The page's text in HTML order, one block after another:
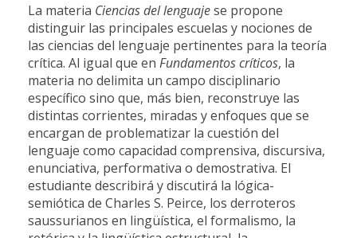
La materia Ciencias del lenguajese propone
distinguir las principales escuelas y nociones de
las ciencias del lenguaje pertinentes para la teoría
crítica. Al igual que en Fundamentos críticos, la
materia no delimita un campo disciplinario
específico sino que, más bien, reconstruye las
distintas corrientes, miradas y enfoques que se
encargan de problematizar la cuestión del
lenguaje como capacidad comprensiva, discursiva,
enunciativa, performativa o demostrativa. El
estudiante describirá y discutirá la lógica-
semiótica de Charles S. Peirce, los derroteros
saussurianos en lingüística, el formalismo, la